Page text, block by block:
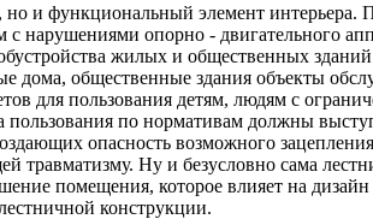
и функциональный элемент интерьера.
нарушениями опорно - двигательного
жилых и общественных
дома, общественные здания объекты
для пользования детям, людям с
пользования по нормативам должны
опасность возможного
травматизму. Ну и безусловно сама
помещения, которое влияет на
конструкции.